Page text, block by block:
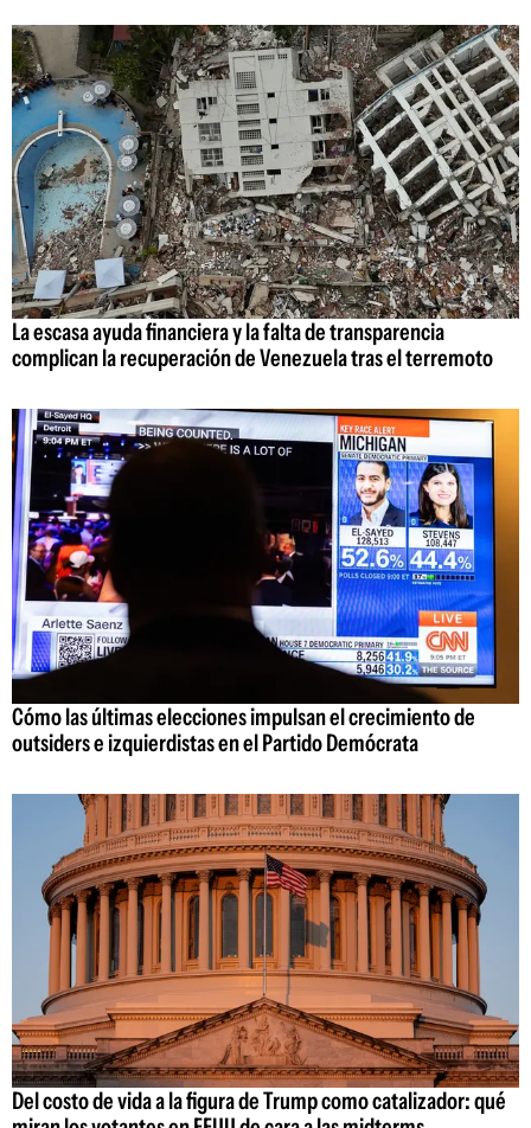
La escasa ayuda financiera y la falta de transparencia
complican la recuperación de Venezuela tras el terremoto
Cómo las últimas elecciones impulsan el crecimiento de
outsiders e izquierdistas en el Partido Demócrata
Del costo de vida a la figura de Trump como catalizador: qué